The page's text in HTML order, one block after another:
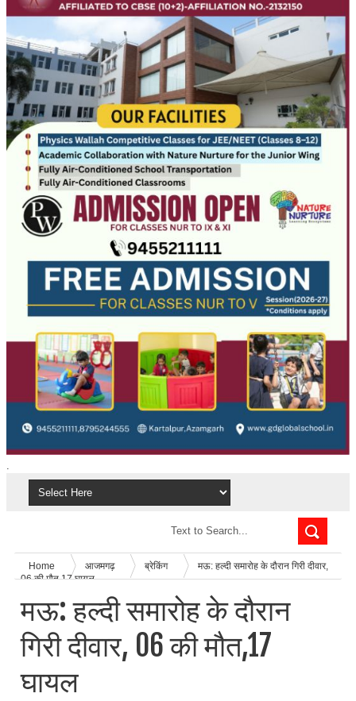
.
Home आजमगढ़ ब्रेकिंग
मऊ: हल्दी समारोह के दौरान गिरी दीवार,
06 की मौत,17 घायल
मऊ: हल्दी समारोह के दौरान
गिरी दीवार, 06 की मौत,17
घायल